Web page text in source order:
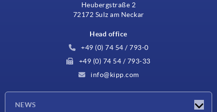
Heubergstraße 2
72172 Sulz am Neckar
Head office
+49 (0) 74 54 / 793-0
+49 (0) 74 54 / 793-33
info@kipp.com
NEWS